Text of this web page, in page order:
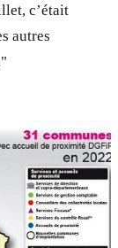
c’était
autres